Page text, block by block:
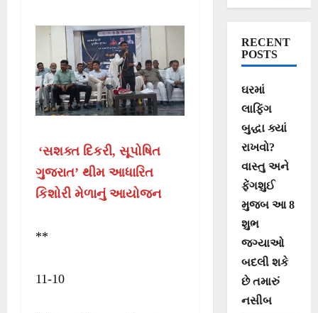
‘સશક્ત દિકરી, સૂપોષિત
ગુજરાત’ થીમ આધારિત
કિશોરી મેળાનું આયોજન
**
11-10
RECENT
POSTS
ઘરમાં
લાફિંગ
બુદ્ધા ક્યાં
રાખવો?
વાસ્તુ અને
ફેંગશુઈ
મુજબ આ 8
શુભ
જગ્યાઓ
બદલી શકે
છે તમારું
નસીબ